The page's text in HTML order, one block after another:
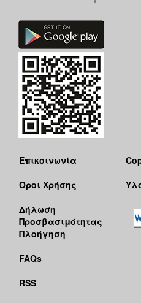
Επικοινωνία
Όροι Χρήσης
Δήλωση
Προσβασιμότητας
Πλοήγηση
FAQs
RSS